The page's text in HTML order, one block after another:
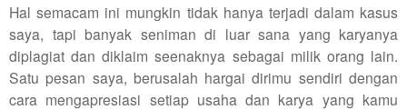
Hal semacam ini mungkin tidak hanya terjadi dalam kasus
saya, tapi banyak seniman di luar sana yang karyanya
diplagiat dan diklaim seenaknya sebagai milik orang lain.
Satu pesan saya, berusalah hargai dirimu sendiri dengan
cara mengapresiasi setiap usaha dan karya yang kamu